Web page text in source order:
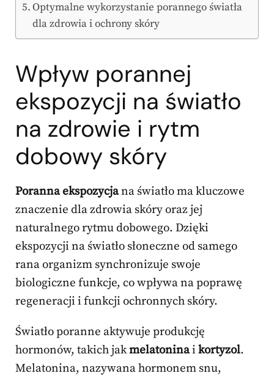
Optymalne wykorzystanie porannego światła
dla zdrowia i ochrony skóry
Wpływ porannej
ekspozycji na światło
na zdrowie i rytm
dobowy skóry
Poranna ekspozycjana światło ma kluczowe
znaczenie dla zdrowia skóry oraz jej
naturalnego rytmu dobowego. Dzięki
ekspozycji na światło słoneczne od samego
rana organizm synchronizuje swoje
biologiczne funkcje, co wpływa na poprawę
regeneracji i funkcji ochronnych skóry.
Światło poranne aktywuje produkcję
hormonów, takich jakmelatoninai kortyzol.
Melatonina, nazywana hormonem snu,